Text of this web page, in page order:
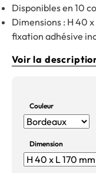
Disponibles en 10
Dimensions : H 40
fixation adhésive
Voir la
Couleur
Dimension